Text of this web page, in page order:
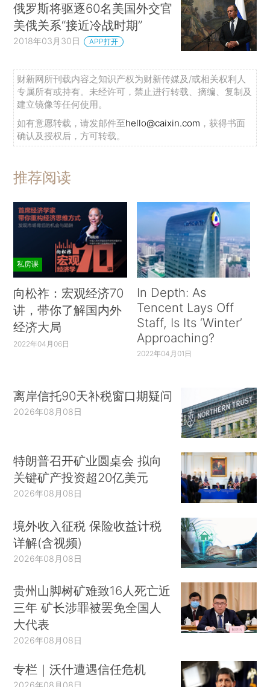
俄罗斯将驱逐60名美国外交官
美俄关系“接近冷战时期”
2018年03月30日 APP打开
财新网所刊载内容之知识产权为财新传媒及/或相关权利人
专属所有或持有。未经许可，禁止进行转载、摘编、复制及
建立镜像等任何使用。
如有意愿转载，请发邮件至hello@caixin.com ，获得书面
确认及授权后，方可转载。
推荐阅读
私房课
向松祚：宏观经济70
讲，带你了解国内外
经济大局
2022年04月06日
In Depth: As
Tencent Lays Off
Staff, Is Its ‘Winter’
Approaching?
2022年04月01日
离岸信托90天补税窗口期疑问
2026年08月08日
特朗普召开矿业圆桌会 拟向
关键矿产投资超20亿美元
2026年08月08日
境外收入征税 保险收益计税
详解(含视频)
2026年08月08日
贵州山脚树矿难致16人死亡近
三年 矿长涉罪被罢免全国人
大代表
2026年08月08日
专栏｜沃什遭遇信任危机